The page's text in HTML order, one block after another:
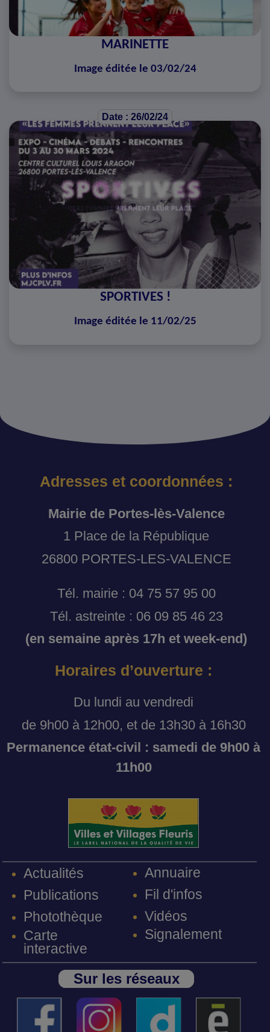
MARINETTE
Image éditée le 03/02/24
Date : 26/02/24
SPORTIVES !
Image éditée le 11/02/25
Adresses et coordonnées :
Mairie de Portes-lès-Valence
1 Place de la République
26800 PORTES-LES-VALENCE
Tél. mairie : 04 75 57 95 00
Tél. astreinte : 06 09 85 46 23
(en semaine après 17h et week-end)
Horaires d’ouverture :
Du lundi au vendredi
de 9h00 à 12h00, et de 13h30 à 16h30
Permanence état-civil : samedi de 9h00 à
11h00
Actualités
Publications
Photothèque
Carte
interactive
Annuaire
Fil d'infos
Vidéos
Signalement
Sur les réseaux